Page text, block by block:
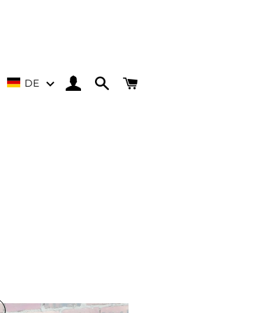
DE EINLOGGEN
SUCHE